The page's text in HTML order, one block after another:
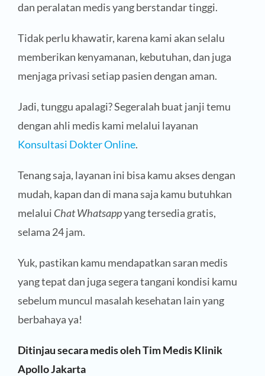
dan peralatan medis yang berstandar tinggi.
Tidak perlu khawatir, karena kami akan selalu
memberikan kenyamanan, kebutuhan, dan juga
menjaga privasi setiap pasien dengan aman.
Jadi, tunggu apalagi? Segeralah buat janji temu
dengan ahli medis kami melalui layanan
Konsultasi Dokter Online.
Tenang saja, layanan ini bisa kamu akses dengan
mudah, kapan dan di mana saja kamu butuhkan
melalui Chat Whatsappyang tersedia gratis,
selama 24 jam.
Yuk, pastikan kamu mendapatkan saran medis
yang tepat dan juga segera tangani kondisi kamu
sebelum muncul masalah kesehatan lain yang
berbahaya ya!
Ditinjau secara medis oleh Tim Medis Klinik
Apollo Jakarta